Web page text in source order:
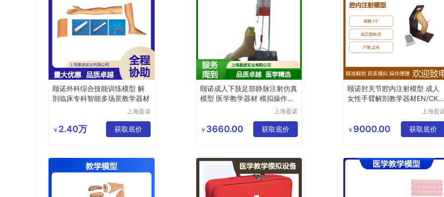
颐诺外科综合技能训练模型 解
剖临床专科智能多场景教学器材
上海盈诺
公司
￥ 2.40万 获取底价
颐诺成人下肢足部静脉注射仿真
模型 医学教学器材 模拟操作训
上海盈诺
公司
￥ 3660.00 获取底价
颐诺肘关节腔内注射模型 成人
女性手臂解剖教学器材EN/CK2
上海盈
公司
￥ 9000.00 获取底价